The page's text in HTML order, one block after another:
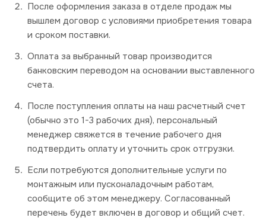
После оформления заказа в отделе продаж мы
вышлем договор с условиями приобретения товара
и сроком поставки.
Оплата за выбранный товар производится
банковским переводом на основании выставленного
счета.
После поступления оплаты на наш расчетный счет
(обычно это 1-3 рабочих дня), персональный
менеджер свяжется в течение рабочего дня
подтвердить оплату и уточнить срок отгрузки.
Если потребуются дополнительные услуги по
монтажным или пусконаладочным работам,
сообщите об этом менеджеру. Согласованный
перечень будет включен в договор и общий счет.